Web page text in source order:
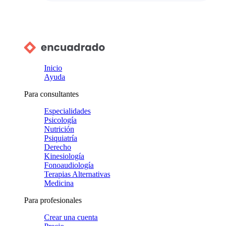
Inicio
Ayuda
Para consultantes
Especialidades
Psicología
Nutrición
Psiquiatría
Derecho
Kinesiología
Fonoaudiología
Terapias Alternativas
Medicina
Para profesionales
Crear una cuenta